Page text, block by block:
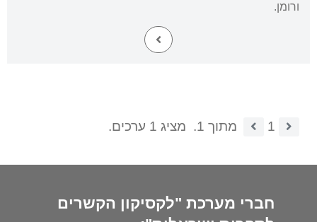
ורומן.
1 מתוך 1. מציג 1 ערכים.
חברי מערכת "לקסיקון הקשרים